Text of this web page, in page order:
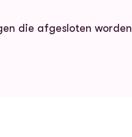
die afgesloten worden